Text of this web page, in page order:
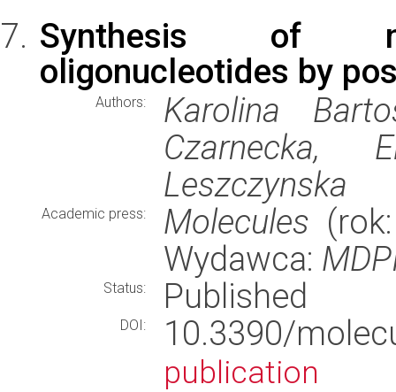
Synthesis of
oligonucleotides by
Authors:
Karolina
Czarnecka,
Leszczynska
Academic press: Molecules
Wydawca:
Status: Published
DOI: 10.3390/
publication